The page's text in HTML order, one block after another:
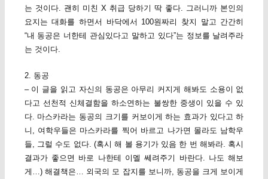
는 것이다. 괜히 미친 X 취급 당하기 딱 좋다. 그러니까 본인의
요지는 대화를 하면서 바닥에서 100원짜리 찾지 말고 간간히
“내 동공은 너한테 관심있다고 말하고 있다”는 정보를 날려주라
는 것이다.
2. 동공
– 이 글을 읽고 자신의 동공은 아무리 커지게 해봐도 소용이 없
다고 선천적 신체결함을 하소연하는 불쌍한 중생이 있을 수 있
다. 마스카라는 동공의 크기를 커보이게 하는 효과가 있다고 하
니, 여학우들은 마스카라를 찍어 바르고 나가면 몰라도 남학우
들, 그럴 수도 없다. (혹시 해 볼 용기가 있음 한 번 해봐라. 혹시
결과가 좋으면 바로 나한테 이멜 쎄려주기 바란다. 나도 해보
게…) 해결책은… 외국의 모 잡지를 보니까, 동공을 크게 보이게